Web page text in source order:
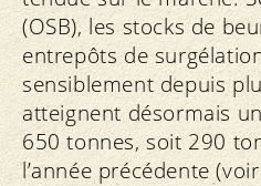
(OSB), les stocks de
entrepôts de
sensiblement depuis
atteignent désormais
650 tonnes, soit 290
l’année précédente